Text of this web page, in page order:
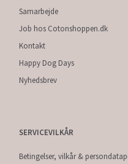
Samarbejde
Job hos Cotonshoppen.dk
Kontakt
Happy Dog Days
Nyhedsbrev
SERVICEVILKÅR
Betingelser, vilkår &